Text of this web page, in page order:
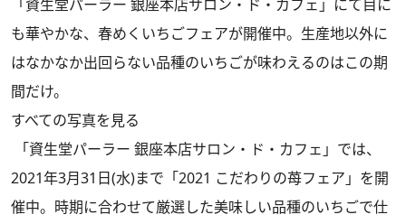
「資生堂パーラー 銀座本店サロン・ド・カフェ」にて目に
も華やかな、春めくいちごフェアが開催中。生産地以外に
はなかなか出回らない品種のいちごが味わえるのはこの期
間だけ。
すべての写真を見る
「資生堂パーラー 銀座本店サロン・ド・カフェ」では、
2021年3月31日(水)まで「2021 こだわりの苺フェア」を開
催中。時期に合わせて厳選した美味しい品種のいちごで仕